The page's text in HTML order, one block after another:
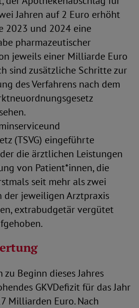
Jahren auf 2 Euro erhöht
2023 und 2024 eine
pharmazeutischer
jeweils einer Milliarde Euro
sind zusätzliche Schritte zur
des Verfahrens nach dem
(TSVG) eingeführte
die ärztlichen Leistungen
von Patient*innen, die
seit mehr als zwei
der jeweiligen Arztpraxis
extrabudgetär vergütet
zu Beginn dieses Jahres
GKVDefizit für das Jahr
Milliarden Euro. Nach